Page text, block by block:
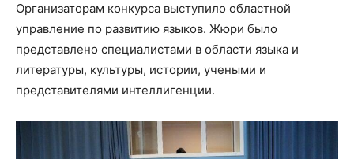
Организаторам конкурса выступило областной
управление по развитию языков. Жюри было
представлено специалистами в области языка и
литературы, культуры, истории, учеными и
представителями интеллигенции.